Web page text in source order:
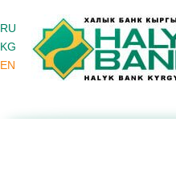
RU
KG
EN